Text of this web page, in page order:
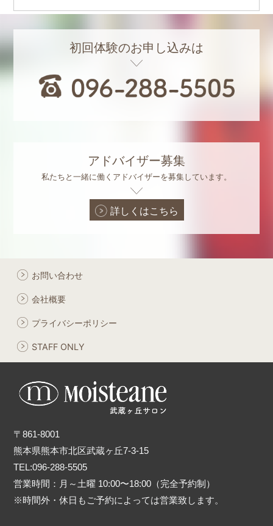
初回体験のお申し込みは
アドバイザー募集
私たちと一緒に働くアドバイザーを募集しています。
詳しくはこちら
お問い合わせ
会社概要
プライバシーポリシー
STAFF ONLY
〒861-8001
熊本県熊本市北区武蔵ヶ丘7-3-15
TEL:096-288-5505
営業時間：月～土曜 10:00〜18:00（完全予約制）
※時間外・休日もご予約によっては営業致します。